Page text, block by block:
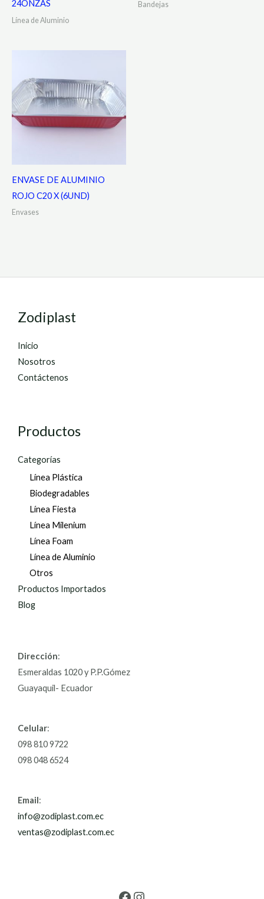
24ONZAS
Línea de Aluminio
Bandejas
ENVASE DE ALUMINIO
ROJO C20 X (6UND)
Envases
Zodiplast
Inicio
Nosotros
Contáctenos
Productos
Categorías
Línea Plástica
Biodegradables
Línea Fiesta
Línea Milenium
Línea Foam
Línea de Aluminio
Otros
Productos Importados
Blog
Dirección:
Esmeraldas 1020 y P.P.Gómez
Guayaquil- Ecuador
Celular:
098 810 9722
098 048 6524
Email:
info@zodiplast.com.ec
ventas@zodiplast.com.ec